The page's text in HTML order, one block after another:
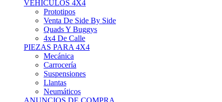
VEHÍCULOS 4X4
Prototipos
Venta De Side By Side
Quads Y Buggys
4x4 De Calle
PIEZAS PARA 4X4
Mecánica
Carrocería
Suspensiones
Llantas
Neumáticos
ANUNCIOS DE COMPRA